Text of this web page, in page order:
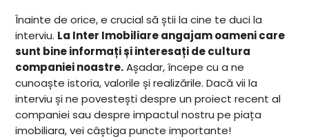
Înainte de orice, e crucial să știi la cine te duci la
interviu. La Inter Imobiliare angajam oameni care
sunt bine informați și interesați de cultura
companiei noastre.Așadar, începe cu a ne
cunoaște istoria, valorile și realizările. Dacă vii la
interviu și ne povestești despre un proiect recent al
companiei sau despre impactul nostru pe piața
imobiliara, vei câștiga puncte importante!